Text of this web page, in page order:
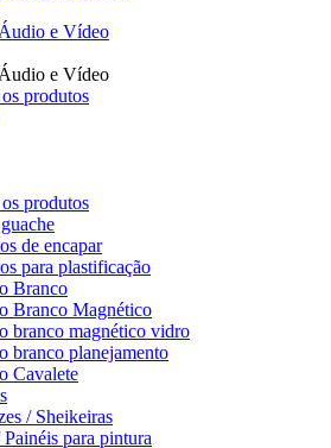
e Vídeo
e Vídeo
produtos
produtos
de encapar
para plastificação
Branco
Branco Magnético
branco magnético vidro
branco planejamento
Cavalete
/ Sheikeiras
Painéis para pintura